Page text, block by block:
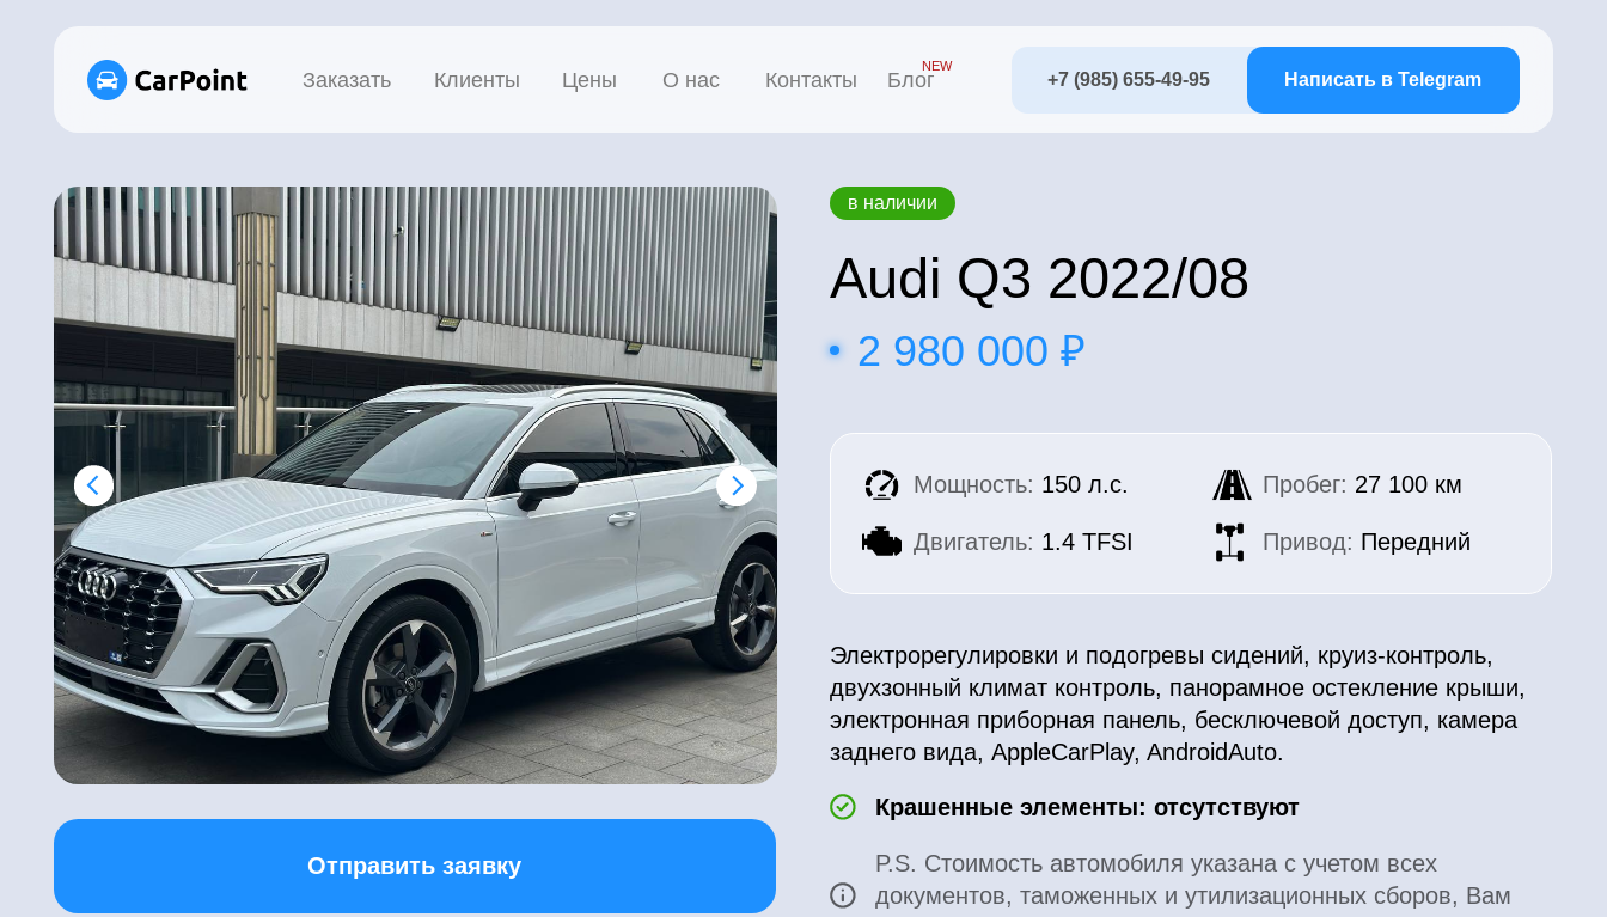
Заказать Клиенты Цены О нас Контакты Блог Написать в Telegram
+7 (985) 655-49-95
Audi Q3 2022/08
2 980 000 ₽
Мощность:150 л.с.
Двигатель:1.4 TFSI
Пробег:27 100 км
Передний
Электрорегулировки и подогревы сидений, круиз-контроль,
двухзонный климат контроль, панорамное остекление крыши,
электронная приборная панель, бесключевой доступ, камера
заднего вида, AppleCarPlay, AndroidAuto.
Крашенные элементы: отсутствуют
P.S. Стоимость автомобиля указана с учетом всех
документов, таможенных и утилизационных сборов, Вам
Отправить заявку